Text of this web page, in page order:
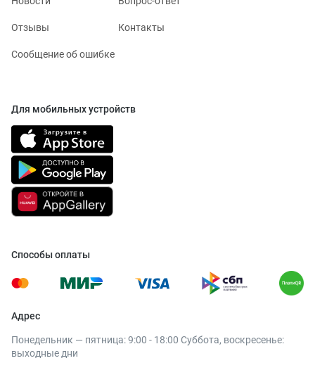
Отзывы Контакты
Сообщение об ошибке
Для мобильных устройств
Способы оплаты
Адрес
Понедельник — пятница: 9:00 - 18:00 Суббота, воскресенье:
выходные дни